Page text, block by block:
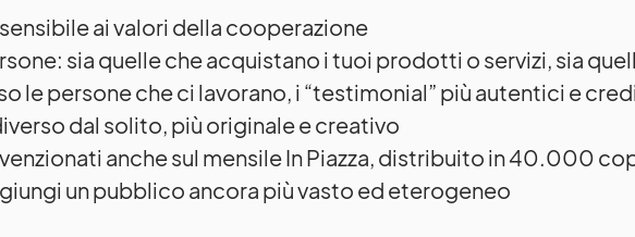
ai valori della cooperazione
sia quelle che acquistano i tuoi prodotti o servizi, sia
le persone che ci lavorano, i “testimonial” più autentici e
dal solito, più originale e creativo
anche sul mensile In Piazza, distribuito in 40.000
un pubblico ancora più vasto ed eterogeneo